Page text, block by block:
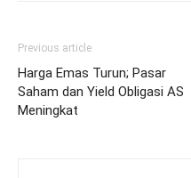
Previous article
Harga Emas Turun; Pasar
Saham dan Yield Obligasi AS
Meningkat